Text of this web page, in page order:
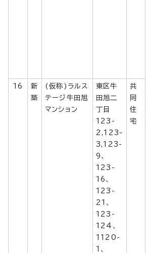
16
新
築
(仮称)ラルス
テージ牛田旭
マンション
東区牛
田旭二
丁目
123-
2,123-
3,123-
9、
123-
16、
123-
21、
123-
124、
1120-
1、
共
同
住
宅